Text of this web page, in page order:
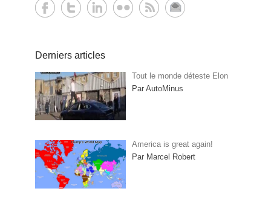
Derniers articles
Tout le monde déteste Elon
Par AutoMinus
America is great again!
Par Marcel Robert